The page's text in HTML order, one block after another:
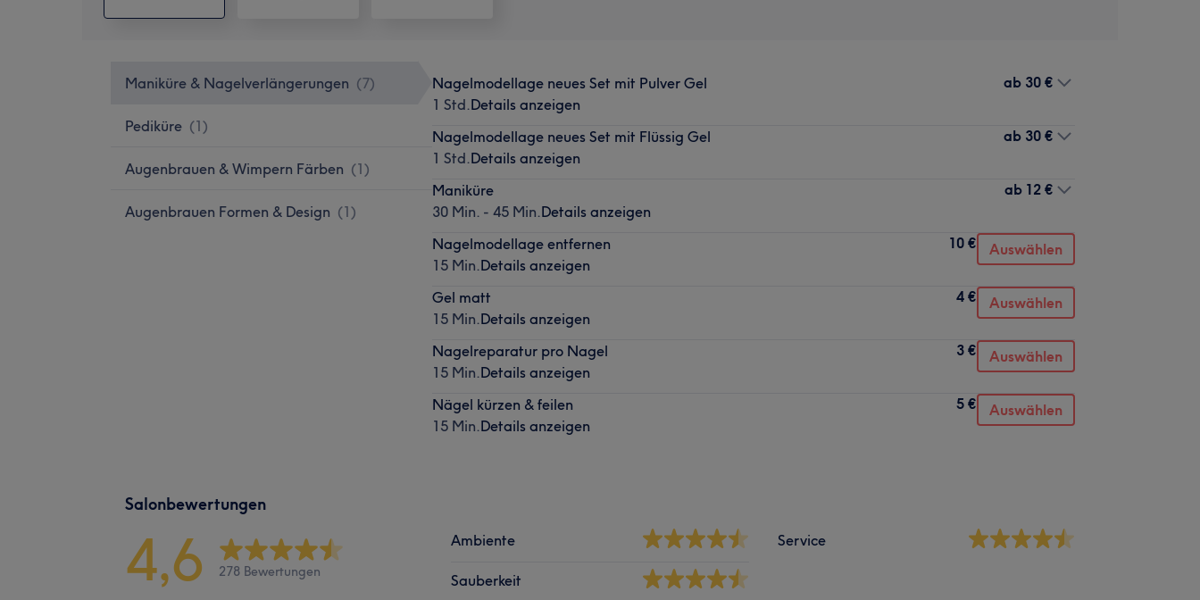
Maniküre & Nagelverlängerungen (7)
Pediküre (1)
Augenbrauen & Wimpern Färben (1)
Augenbrauen Formen & Design (1)
Nagelmodellage neues Set mit Pulver Gel
1 Std.Details anzeigen
ab 30 €
Nagelmodellage neues Set mit Flüssig Gel
1 Std.Details anzeigen
ab 30 €
Maniküre
30 Min. - 45 Min.Details anzeigen
ab 12 €
Nagelmodellage entfernen
15 Min.Details anzeigen
10 € Auswählen
Gel matt
15 Min.Details anzeigen
4 € Auswählen
Nagelreparatur pro Nagel
15 Min.Details anzeigen
3 € Auswählen
Nägel kürzen & feilen
15 Min.Details anzeigen
5 € Auswählen
Salonbewertungen
4,6 278 Bewertungen
Ambiente
Sauberkeit
Service